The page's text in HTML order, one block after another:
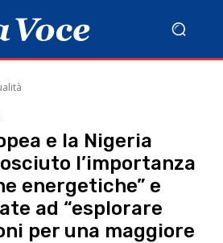
e la Nigeria
l’importanza
energetiche” e
ad “esplorare
per una maggiore